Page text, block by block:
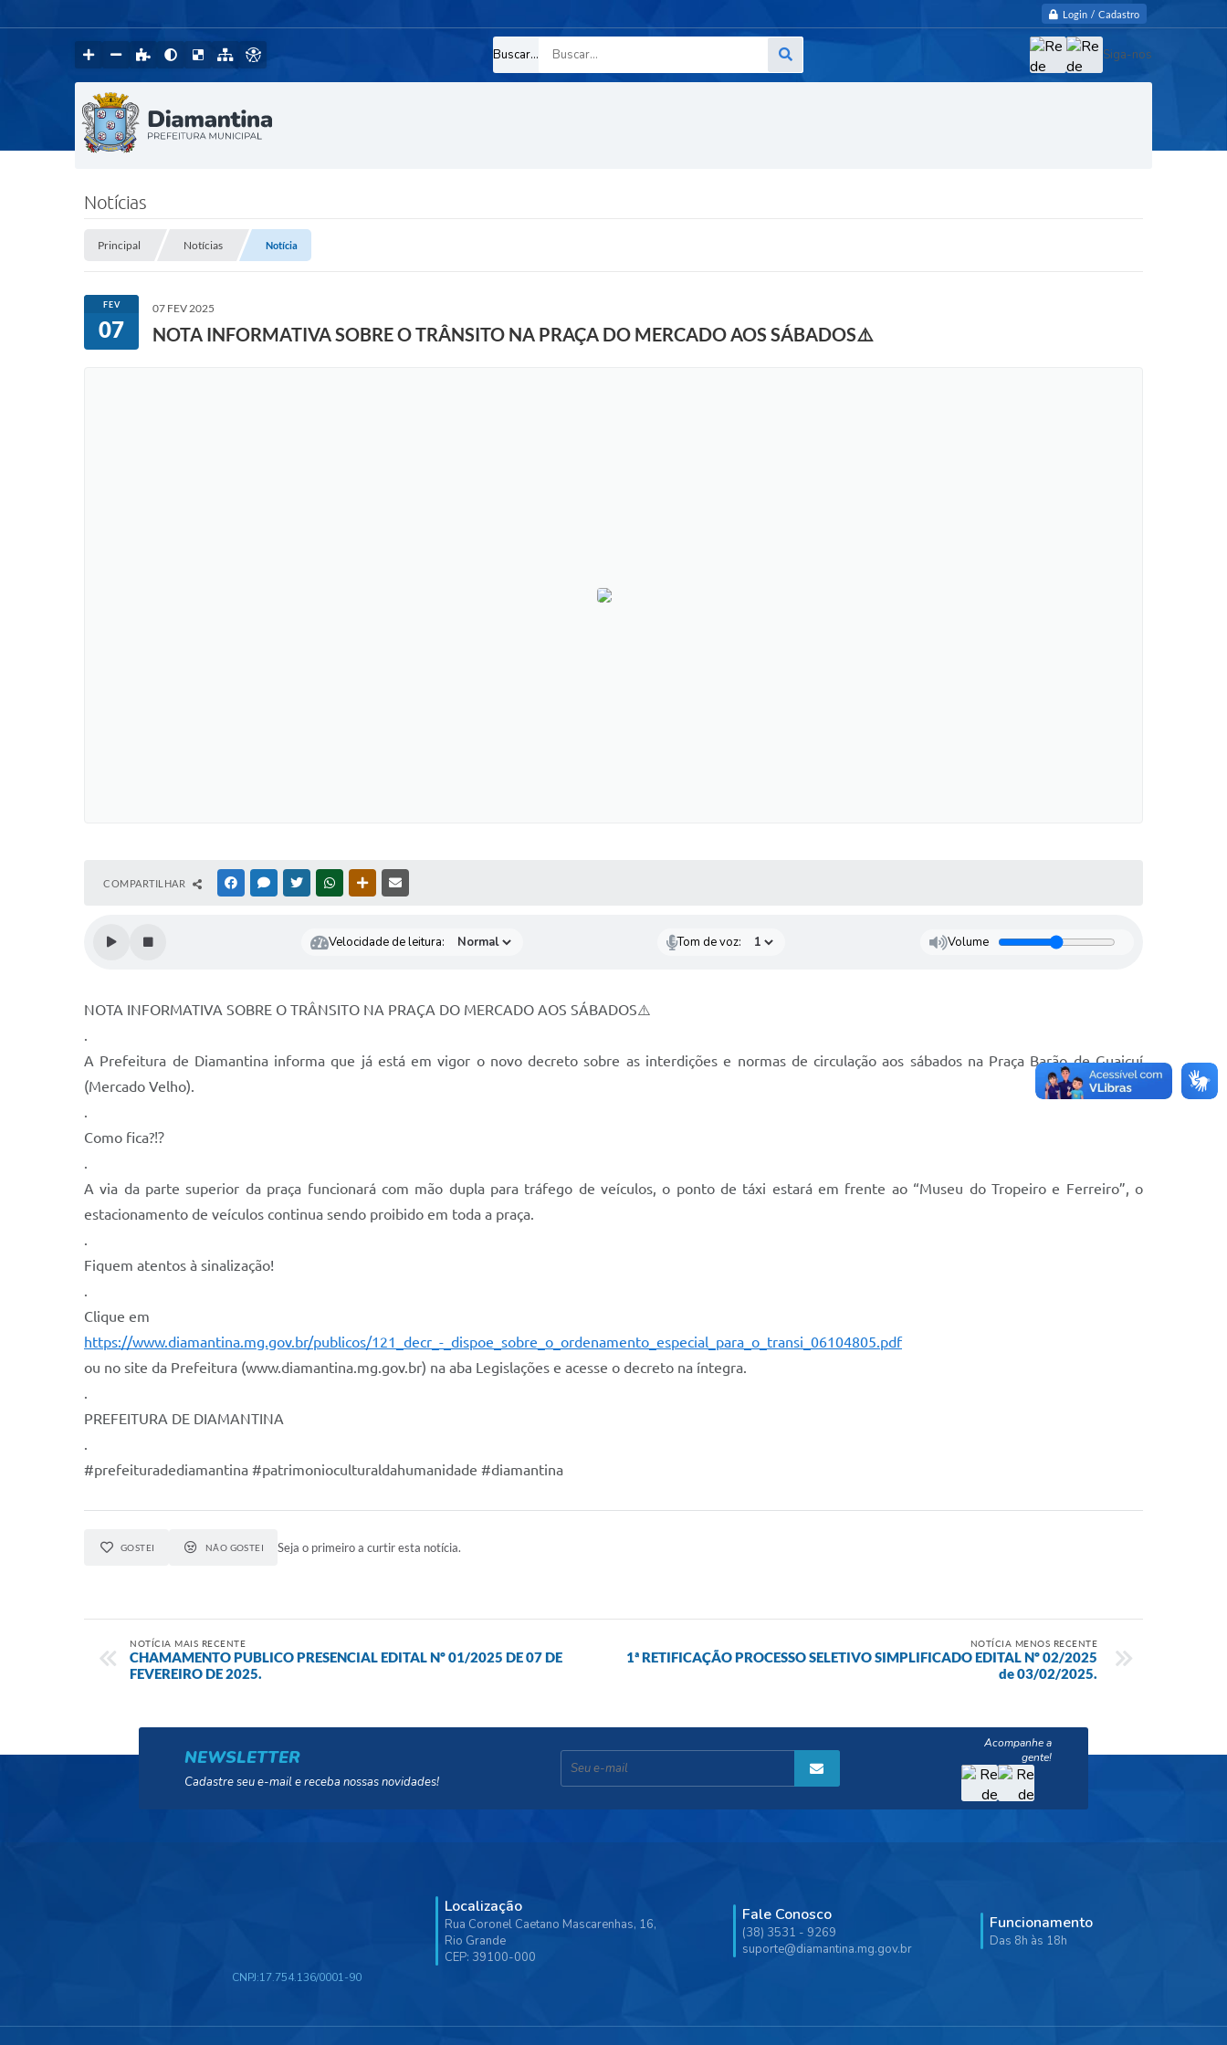
Login / Cadastro
Buscar... Siga-nos
Notícias
Principal Notícias Notícia
FEV
07
07 FEV 2025
NOTA INFORMATIVA SOBRE O TRÂNSITO NA PRAÇA DO MERCADO AOS SÁBADOS⚠️
COMPARTILHAR FACEBOOKMESSENGER
TWITTERWHATSAPPOUTRAS MÍDIAS
Velocidade de leitura: Tom de voz: Volume
NOTA INFORMATIVA SOBRE O TRÂNSITO NA PRAÇA DO MERCADO AOS SÁBADOS⚠️
.
A Prefeitura de Diamantina informa que já está em vigor o novo decreto sobre as interdições e normas de circulação aos sábados na Praça Barão de Guaicuí
(Mercado Velho).
.
Como fica?⁉️
.
A via da parte superior da praça funcionará com mão dupla para tráfego de veículos, o ponto de táxi estará em frente ao “Museu do Tropeiro e Ferreiro”, o
estacionamento de veículos continua sendo proibido em toda a praça.
.
Fiquem atentos à sinalização!
.
Clique em
https://www.diamantina.mg.gov.br/publicos/121_decr_-_dispoe_sobre_o_ordenamento_especial_para_o_transi_06104805.pdf
ou no site da Prefeitura (www.diamantina.mg.gov.br) na aba Legislações e acesse o decreto na íntegra.
.
PREFEITURA DE DIAMANTINA
.
#prefeituradediamantina #patrimonioculturaldahumanidade #diamantina
GOSTEI NÃO GOSTEI Seja o primeiro a curtir esta notícia.
NOTÍCIA MAIS RECENTE
CHAMAMENTO PUBLICO PRESENCIAL EDITAL Nº 01/2025 DE 07 DE
FEVEREIRO DE 2025.
NOTÍCIA MENOS RECENTE
1ª RETIFICAÇÃO PROCESSO SELETIVO SIMPLIFICADO EDITAL Nº 02/2025
de 03/02/2025.
NEWSLETTER
Cadastre seu e-mail e receba nossas novidades!
Localização
Rua Coronel Caetano Mascarenhas, 16,
Rio Grande
CEP: 39100-000
Fale Conosco
(38) 3531 - 9269
suporte@diamantina.mg.gov.br
Funcionamento
Das 8h às 18h
CNPJ:17.754.136/0001-90